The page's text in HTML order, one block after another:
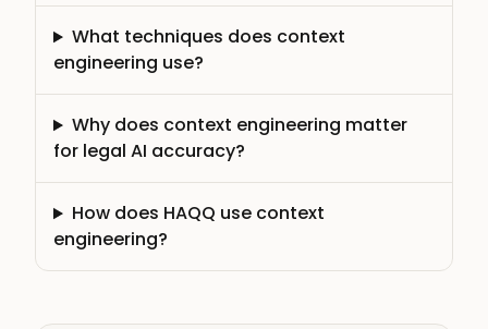
What techniques does context
engineering use?
Why does context engineering matter
for legal AI accuracy?
How does HAQQ use context
engineering?